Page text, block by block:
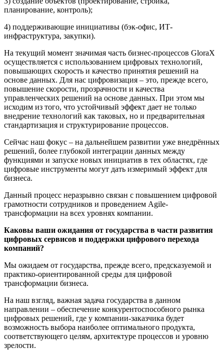
планирование, контроль);
4) поддерживающие инициативы (бэк-офис, ИТ-
инфраструктура, закупки).
На текущий момент значимая часть бизнес-процессов GloraX
осуществляется с использованием цифровых технологий,
повышающих скорость и качество принятия решений на
основе данных. Для нас цифровизация – это, прежде всего,
повышение скорости, прозрачности и качества
управленческих решений на основе данных. При этом мы
исходим из того, что устойчивый эффект дает не только
внедрение технологий как таковых, но и предварительная
стандартизация и структурирование процессов.
Сейчас наш фокус – на дальнейшем развитии уже внедрённых
решений, более глубокой интеграции данных между
функциями и запуске новых инициатив в тех областях, где
цифровые инструменты могут дать измеримый эффект для
бизнеса.
Данный процесс неразрывно связан с повышением цифровой
грамотности сотрудников и проведением Agile-
трансформации на всех уровнях компании.
Каковы ваши ожидания от государства в части развития
цифровых сервисов и поддержки цифрового перехода
компаний?
Мы ожидаем от государства, прежде всего, предсказуемой и
практико-ориентированной среды для цифровой
трансформации бизнеса.
На наш взгляд, важная задача государства в данном
направлении – обеспечение конкурентоспособного рынка
цифровых решений, где у компании-заказчика будет
возможность выбора наиболее оптимального продукта,
соответствующего целям, архитектуре процессов и уровню
зрелости.